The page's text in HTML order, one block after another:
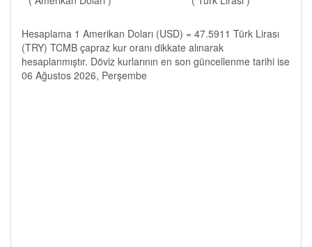
Hesaplama 1 Amerikan Doları (USD) = 47.5911 Türk Lirası
(TRY) TCMB çapraz kur oranı dikkate alınarak
hesaplanmıştır. Döviz kurlarının en son güncellenme tarihi ise
06 Ağustos 2026, Perşembe